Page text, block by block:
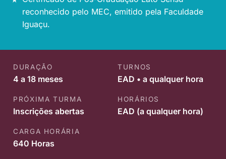
reconhecido pelo MEC, emitido pela Faculdade
Iguaçu.
DURAÇÃO
4 a 18 meses
TURNOS
EAD • a qualquer hora
PRÓXIMA TURMA
Inscrições abertas
HORÁRIOS
EAD (a qualquer hora)
CARGA HORÁRIA
640 Horas